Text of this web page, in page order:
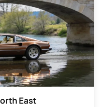
East